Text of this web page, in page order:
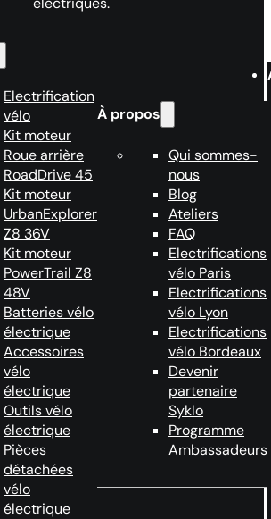
Electrification
vélo
Kit moteur
Roue arrière
RoadDrive 45
Kit moteur
UrbanExplorer
Z8 36V
Kit moteur
PowerTrail Z8
48V
Batteries vélo
électrique
Accessoires
vélo
électrique
Outils vélo
électrique
Pièces
détachées
vélo
électrique
À propos
Qui sommes-
nous
Blog
Ateliers
FAQ
Electrifications
vélo Paris
Electrifications
vélo Lyon
Electrifications
vélo Bordeaux
Devenir
partenaire
Syklo
Programme
Ambassadeurs